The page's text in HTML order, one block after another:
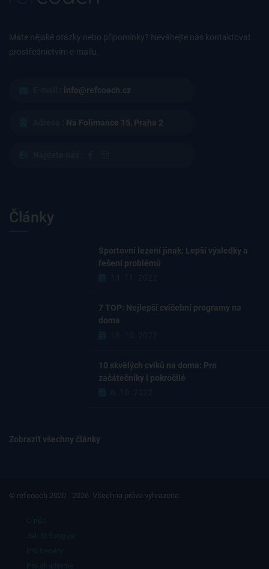
Máte nějaké otázky nebo připomínky? Neváhejte nás kontaktovat
prostřednictvím e-mailu.
info@refcoach.cz
Na Folimance 15, Praha 2
Články
Sportovní lezení jinak: Lepší výsledky a
řešení problémů
7 TOP: Nejlepší cvičební programy na
doma
10 skvělých cviků na doma: Pro
začátečníky i pokročilé
Zobrazit všechny články
© refcoach 2020 - 2026. Všechna práva vyhrazena.